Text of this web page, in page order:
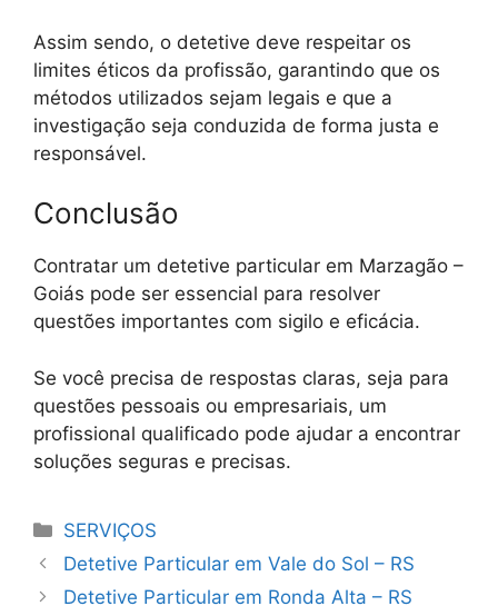
Assim sendo, o detetive deve respeitar os
limites éticos da profissão, garantindo que os
métodos utilizados sejam legais e que a
investigação seja conduzida de forma justa e
responsável.
Conclusão
Contratar um detetive particular em Marzagão –
Goiás pode ser essencial para resolver
questões importantes com sigilo e eficácia.
Se você precisa de respostas claras, seja para
questões pessoais ou empresariais, um
profissional qualificado pode ajudar a encontrar
soluções seguras e precisas.
Categorias
SERVIÇOS
Detetive Particular em Vale do Sol – RS
Detetive Particular em Ronda Alta – RS